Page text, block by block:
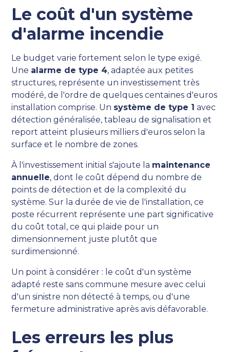
Le coût d'un système
d'alarme incendie
Le budget varie fortement selon le type exigé.
Une alarme de type 4, adaptée aux petites
structures, représente un investissement très
modéré, de l'ordre de quelques centaines d'euros
installation comprise. Un système de type 1 avec
détection généralisée, tableau de signalisation et
report atteint plusieurs milliers d'euros selon la
surface et le nombre de zones.
À l'investissement initial s'ajoute la maintenance
annuelle, dont le coût dépend du nombre de
points de détection et de la complexité du
système. Sur la durée de vie de l'installation, ce
poste récurrent représente une part significative
du coût total, ce qui plaide pour un
dimensionnement juste plutôt que
surdimensionné.
Un point à considérer : le coût d'un système
adapté reste sans commune mesure avec celui
d'un sinistre non détecté à temps, ou d'une
fermeture administrative après avis défavorable.
Les erreurs les plus